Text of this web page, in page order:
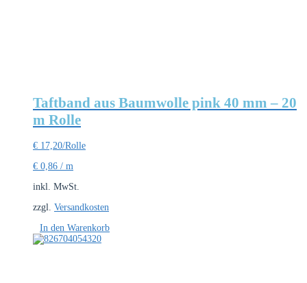
Taftband aus Baumwolle pink 40 mm – 20
m Rolle
€ 17,20/Rolle
€ 0,86 / m
inkl. MwSt.
zzgl. Versandkosten
In den Warenkorb